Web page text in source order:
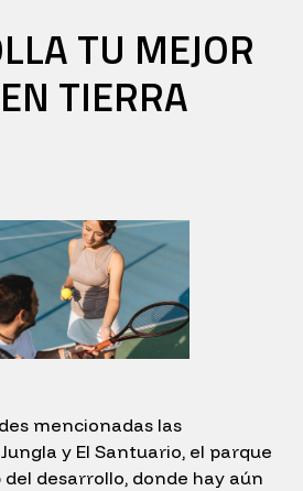
TU MEJOR
TIERRA
mencionadas las
y El Santuario, el parque
del desarrollo, donde hay aún